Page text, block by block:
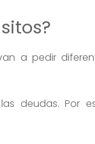
a pedir
deudas. Por